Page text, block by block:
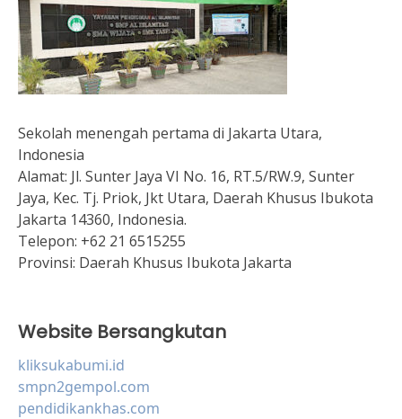
Sekolah menengah pertama di Jakarta Utara,
Indonesia
Alamat: Jl. Sunter Jaya VI No. 16, RT.5/RW.9, Sunter
Jaya, Kec. Tj. Priok, Jkt Utara, Daerah Khusus Ibukota
Jakarta 14360, Indonesia.
Telepon: +62 21 6515255
Provinsi: Daerah Khusus Ibukota Jakarta
Website Bersangkutan
kliksukabumi.id
smpn2gempol.com
pendidikankhas.com